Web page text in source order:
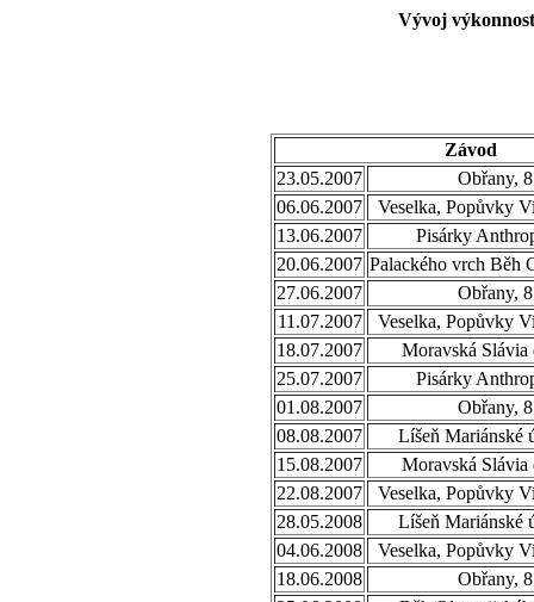
Vývoj
Závod
23.05.2007
Obřany,
06.06.2007
Veselka, Popůvky
13.06.2007
Pisárky
20.06.2007 Palackého vrch Běh
27.06.2007
Obřany,
11.07.2007
Veselka, Popůvky
18.07.2007
Moravská Slávia
25.07.2007
Pisárky
01.08.2007
Obřany,
08.08.2007
Líšeň Mariánské
15.08.2007
Moravská Slávia
22.08.2007
Veselka, Popůvky
28.05.2008
Líšeň Mariánské
04.06.2008
Veselka, Popůvky
18.06.2008
Obřany,